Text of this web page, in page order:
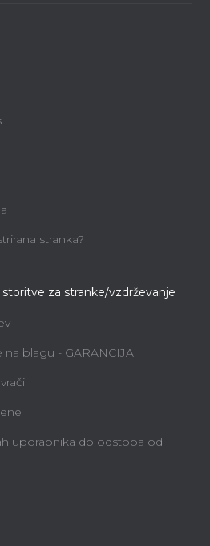
stranka?
storitve za stranke/vzdrževanje
blagu - GARANCIJA
uporabnika do odstopa od